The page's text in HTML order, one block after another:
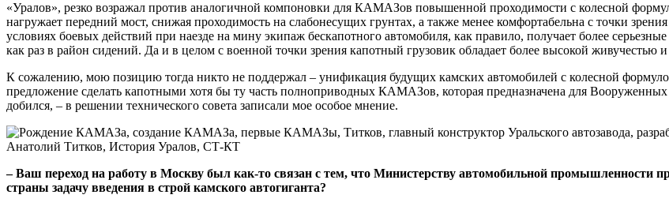
«Уралов», резко возражал против аналогичной компоновки для КАМАЗов повышенной проходимости с колесной
нагружает передний мост, снижая проходимость на слабонесущих грунтах, а также менее комфортабельна с точки
условиях боевых действий при наезде на мину экипаж бескапотного автомобиля, как правило, получает более
как раз в район сидений. Да и в целом с военной точки зрения капотный грузовик обладает более высокой живучестью и
К сожалению, мою позицию тогда никто не поддержал – унификация будущих камских автомобилей с колесной
предложение сделать капотными хотя бы ту часть полноприводных КАМАЗов, которая предназначена для
добился, – в решении технического совета записали мое особое мнение.
– Ваш переход на работу в Москву был как-то связан с тем, что Министерству автомобильной промышленности
страны задачу введения в строй камского автогиганта?